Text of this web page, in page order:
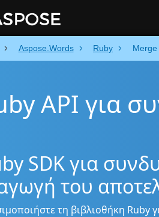
Aspose.Words Ruby Merge
API για
SDK για
του
τη βιβλιοθήκη Ruby